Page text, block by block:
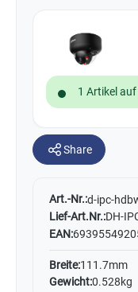
1 Artikel
Share
Art.-Nr.:d-ipc-
Lief-Art.Nr.:DH-
EAN:
Breite:111.7mm
Gewicht:0.528kg